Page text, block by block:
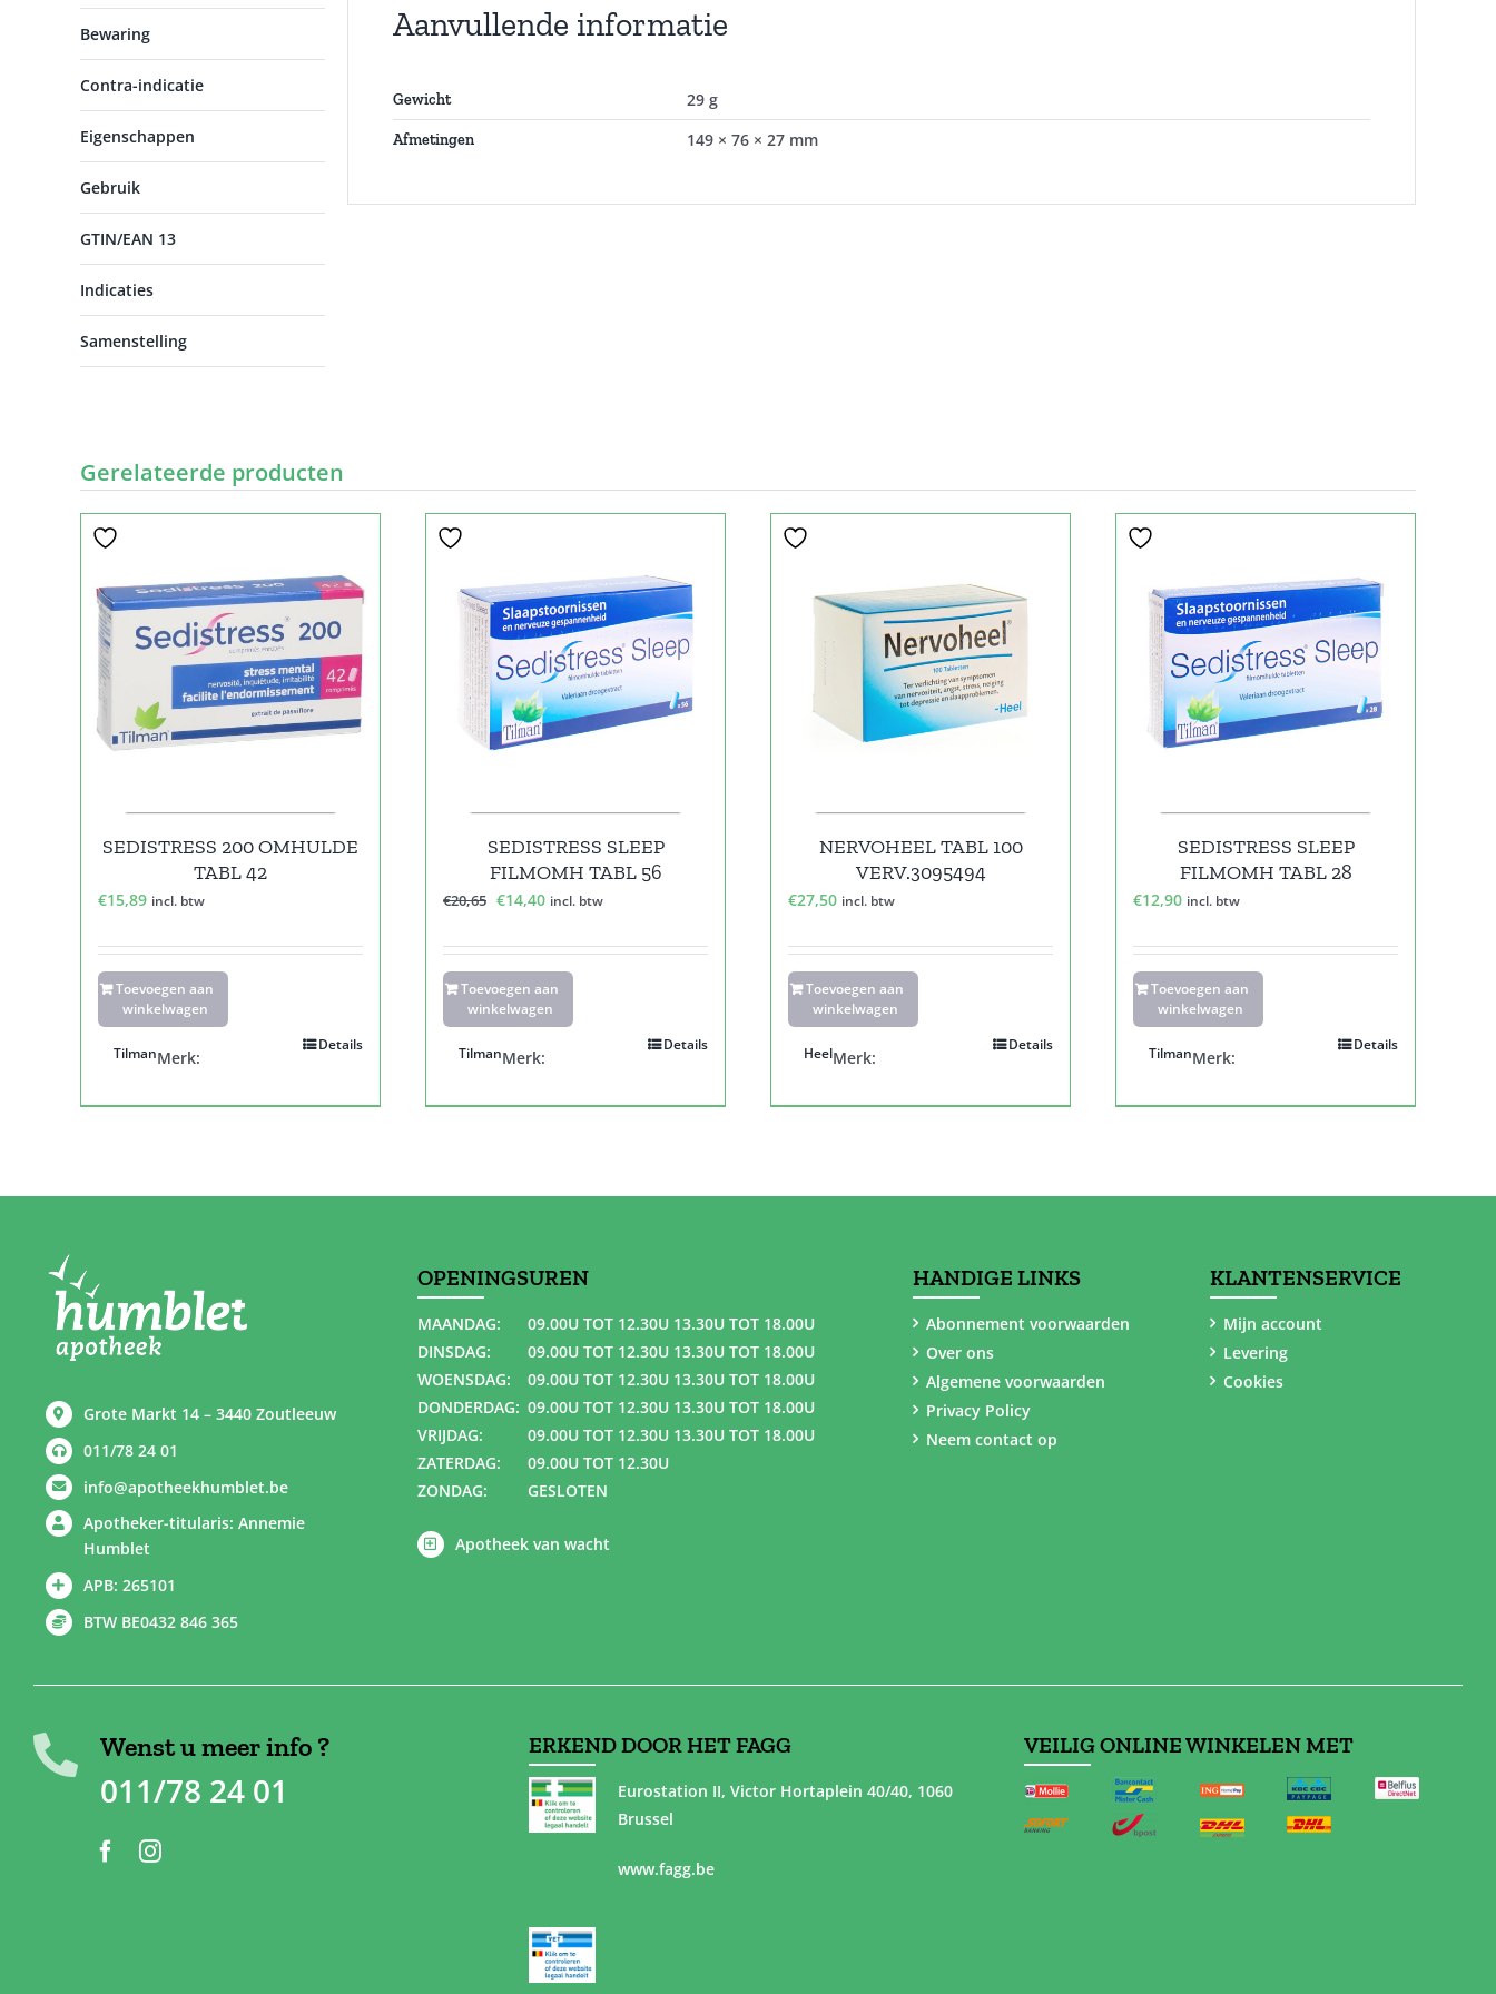
Bewaring
Contra-indicatie
Eigenschappen
Gebruik
GTIN/EAN 13
Indicaties
Samenstelling
Aanvullende informatie
Gewicht 29 g
Afmetingen 149 × 76 × 27 mm
Gerelateerde producten
SEDISTRESS 200 OMHULDE
TABL 42
€15,89 incl. btw
Toevoegen aan
winkelwagen
Details
Merk:
Tilman
Sale!
SEDISTRESS SLEEP
FILMOMH TABL 56
€20,65 Oorspronkelijke
was:
€20,65.
€14,40Huidige
is:
€14,40.
incl. btw
Toevoegen aan
winkelwagen
Details
Merk:
Tilman
NERVOHEEL TABL 100
VERV.3095494
€27,50 incl. btw
Toevoegen aan
winkelwagen
Details
Merk:
Heel
SEDISTRESS SLEEP
FILMOMH TABL 28
€12,90 incl. btw
Toevoegen aan
winkelwagen
Details
Merk:
Tilman
Grote Markt 14 – 3440 Zoutleeuw
011/78 24 01
info@apotheekhumblet.be
Apotheker-titularis: Annemie
Humblet
APB: 265101
BTW BE0432 846 365
OPENINGSUREN
MAANDAG:
09.00U TOT 12.30U 13.30U TOT 18.00U
DINSDAG:
09.00U TOT 12.30U 13.30U TOT 18.00U
WOENSDAG:
09.00U TOT 12.30U 13.30U TOT 18.00U
DONDERDAG: 09.00U TOT 12.30U 13.30U TOT 18.00U
VRIJDAG:
09.00U TOT 12.30U 13.30U TOT 18.00U
ZATERDAG:
09.00U TOT 12.30U
ZONDAG:
GESLOTEN
Apotheek van wacht
HANDIGE LINKS
Abonnement voorwaarden
Over ons
Algemene voorwaarden
Privacy Policy
Neem contact op
KLANTENSERVICE
Mijn account
Levering
Cookies
Wenst u meer info ?
011/78 24 01
ERKEND DOOR HET FAGG
Eurostation II, Victor Hortaplein 40/40, 1060
Brussel
www.fagg.be
VEILIG ONLINE WINKELEN MET